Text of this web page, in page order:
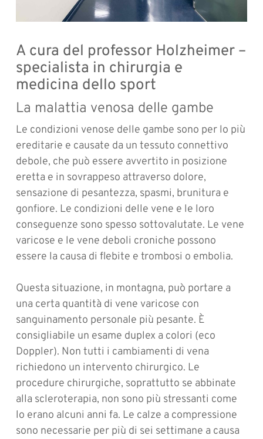
A cura del professor Holzheimer –
specialista in chirurgia e
medicina dello sport
La malattia venosa delle gambe
Le condizioni venose delle gambe sono per lo più
ereditarie e causate da un tessuto connettivo
debole, che può essere avvertito in posizione
eretta e in sovrappeso attraverso dolore,
sensazione di pesantezza, spasmi, brunitura e
gonfiore. Le condizioni delle vene e le loro
conseguenze sono spesso sottovalutate. Le vene
varicose e le vene deboli croniche possono
essere la causa di flebite e trombosi o embolia.
Questa situazione, in montagna, può portare a
una certa quantità di vene varicose con
sanguinamento personale più pesante. È
consigliabile un esame duplex a colori (eco
Doppler). Non tutti i cambiamenti di vena
richiedono un intervento chirurgico. Le
procedure chirurgiche, soprattutto se abbinate
alla scleroterapia, non sono più stressanti come
lo erano alcuni anni fa. Le calze a compressione
sono necessarie per più di sei settimane a causa